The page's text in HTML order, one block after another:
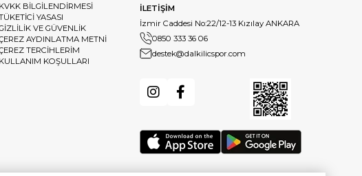
KVKK BİLGİLENDİRMESİ
YASASI
VE GÜVENLİK
AYDINLATMA METNİ
TERCİHLERİM
KULLANIM KOŞULLARI
İLETİŞİM
İzmir Caddesi No:22/12-13 Kızılay ANKARA
0850 333 36 06
destek@dalkilicspor.com